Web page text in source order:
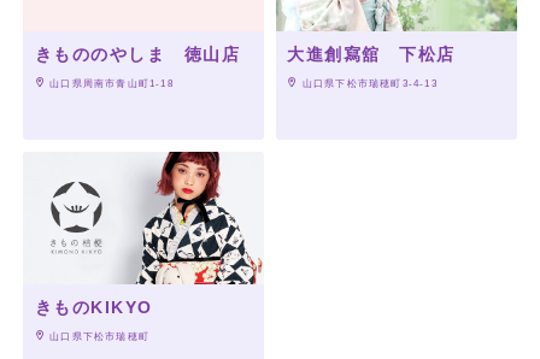
きもののやしま 徳山店
山口県周南市青山町1-18
大進創寫舘 下松店
山口県下松市瑞穂町3-4-13
きものKIKYO
山口県下松市瑞穂町